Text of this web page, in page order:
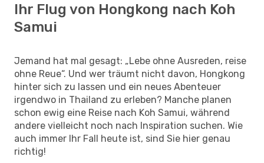
Ihr Flug von Hongkong nach Koh
Samui
Jemand hat mal gesagt: „Lebe ohne Ausreden, reise
ohne Reue“. Und wer träumt nicht davon, Hongkong
hinter sich zu lassen und ein neues Abenteuer
irgendwo in Thailand zu erleben? Manche planen
schon ewig eine Reise nach Koh Samui, während
andere vielleicht noch nach Inspiration suchen. Wie
auch immer Ihr Fall heute ist, sind Sie hier genau
richtig!